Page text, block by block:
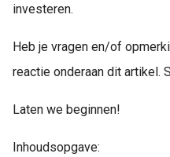
investeren.
Heb je vragen en/of
reactie onderaan dit artikel.
Laten we beginnen!
Inhoudsopgave: